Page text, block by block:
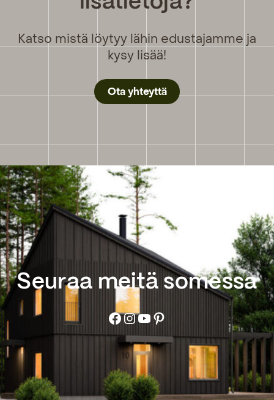
Katso mistä löytyy lähin edustajamme ja
kysy lisää!
Ota yhteyttä
Seuraa meitä somessa
Facebook
Instagram
YouTube
Pinterest